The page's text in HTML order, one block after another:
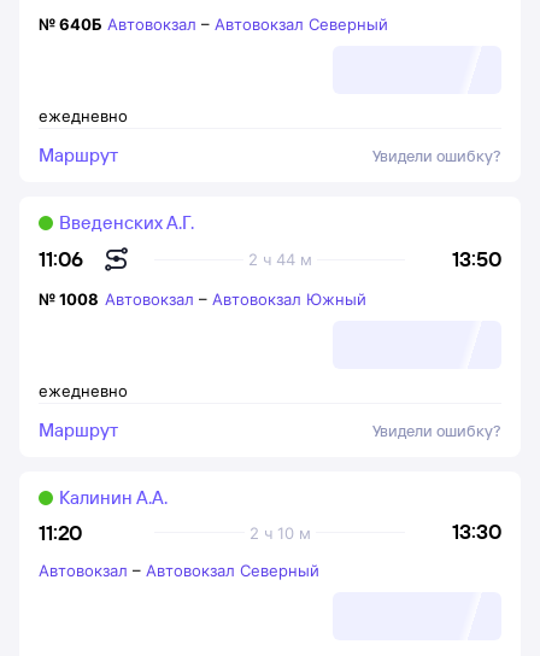
ежедневно
№640Б Автовокзал – Автовокзал Северный
Маршрут Увидели ошибку?
11:06 13:50
2 ч 44 м
Введенских А.Г.
ежедневно
№1008 Автовокзал – Автовокзал Южный
Маршрут Увидели ошибку?
11:20 13:30
2 ч 10 м
Калинин А.А.
Автовокзал – Автовокзал Северный